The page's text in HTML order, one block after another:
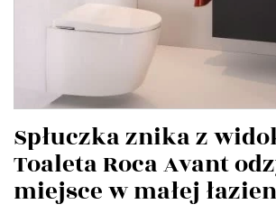
Spłuczka znika z
Toaleta Roca Avant
miejsce w małej